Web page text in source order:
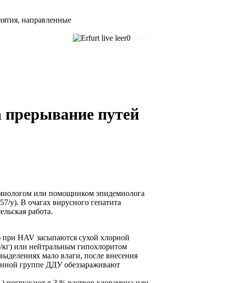
направленные
путей
или помощником эпидемиолога
у). В очагах вирусного гепатита
работа.
HAV засыпаются сухой хлорной
кг) или нейтральным гипохлоритом
мало влаги, после внесения
группе ДДУ обеззараживают